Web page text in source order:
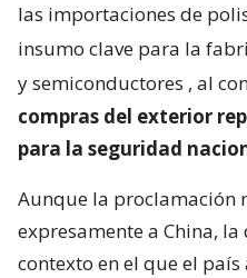
las importaciones de
insumo clave para la
y semiconductores , al
compras del exterior
para la seguridad
Aunque la proclamación
expresamente a China,
contexto en el que el